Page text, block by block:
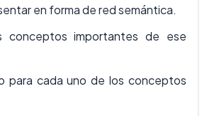
en forma de red semántica.
conceptos importantes de ese
para cada uno de los conceptos